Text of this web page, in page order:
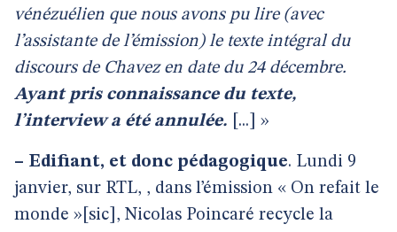
vénézuélien que nous avons pu lire (avec
l’assistante de l’émission) le texte intégral du
discours de Chavez en date du 24 décembre.
Ayant pris connaissance du texte,
l’interview a été annulée.
[...] »
– Edifiant, et donc pédagogique. Lundi 9
janvier, sur RTL, , dans l’émission « On refait le
monde »[sic], Nicolas Poincaré recycle la